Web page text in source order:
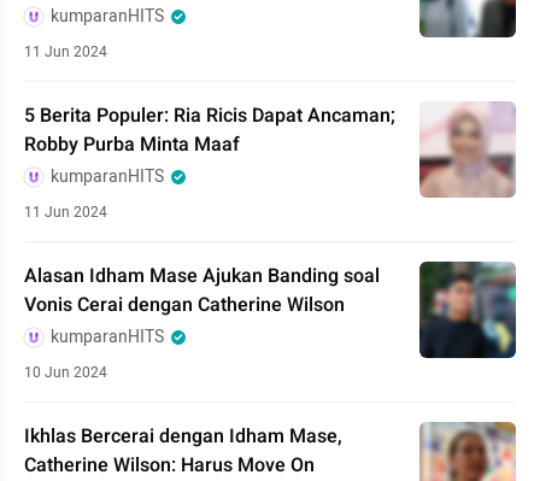
kumparanHITS
11 Jun 2024
5 Berita Populer: Ria Ricis Dapat Ancaman;
Robby Purba Minta Maaf
kumparanHITS
11 Jun 2024
Alasan Idham Mase Ajukan Banding soal
Vonis Cerai dengan Catherine Wilson
kumparanHITS
10 Jun 2024
Ikhlas Bercerai dengan Idham Mase,
Catherine Wilson: Harus Move On